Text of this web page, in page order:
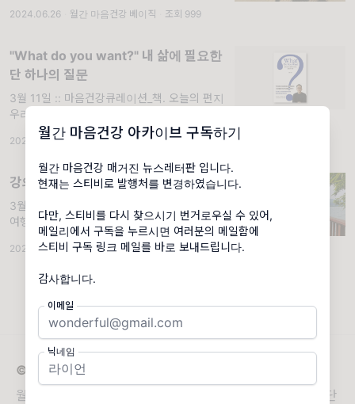
월간 마음건강 아카이브 구독하기
월간 마음건강 매거진 뉴스레터판 입니다.
현재는 스티비로 발행처를 변경하였습니다.
다만, 스티비를 다시 찾으시기 번거로우실 수 있어,
메일리에서 구독을 누르시면 여러분의 메일함에
스티비 구독 링크 메일를 바로 보내드립니다.
감사합니다.
이메일
닉네임
시라면 집에 가서 열어보셔도 좋고요. 걷고 계
2024.06.26 월간 마음건강 베이직 조회 999
"What do you want?" 내 삶에 필요한
단 하나의 질문
3월 11일 :: 마음건강큐레이션_책. 오늘의 편지
우리는 자주 '언젠가'를 꿈꾸며 오늘을 견뎌냅
니다. 좋은 학교에 가고, 번듯한 직장에 들어가
남들만큼만 살면 행복해질 거라 믿으며 정해진
궤도를 부지런히 달립니다. 하
2026.03.11 · 월간 마음건강 베이직 · 조회 548
강의 근원에서 만난 가장 순수했던 나
3월 20일 :: 마음건강 큐레이션_여행. 오늘의
여행지 <남양주 다산생태공원> 요즘은 고개를
어디로 돌려도 꽃망울이 터지는, 화려한 축제
같은 계절입니다. 지난겨울이 그토록 추웠다는
2026.03.20 월간 마음건강 프리미엄 · 조회 532
© 2026 월간 마음건강 아카이브
월간 마음건강이 새로운 보금자리로 이사했습니다. 최상단